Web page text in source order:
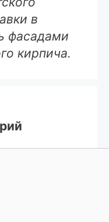
в
фасадами
кирпича.